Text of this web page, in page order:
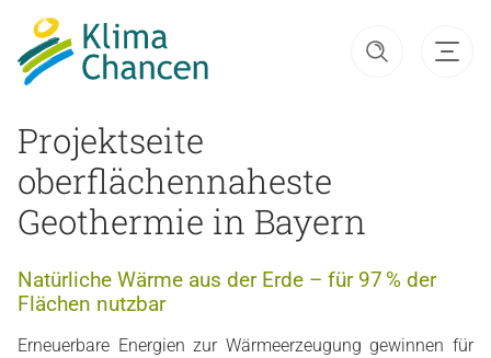
Projektseite
oberflächennaheste
Geothermie in Bayern
Natürliche Wärme aus der Erde – für 97 % der
Flächen nutzbar
Erneuerbare Energien zur Wärmeerzeugung gewinnen für